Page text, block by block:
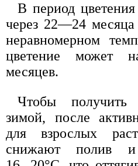
В период
через 22—24
неравномерном
цветение может
месяцев.
Чтобы получить
зимой, после
для взрослых
снижают полив и